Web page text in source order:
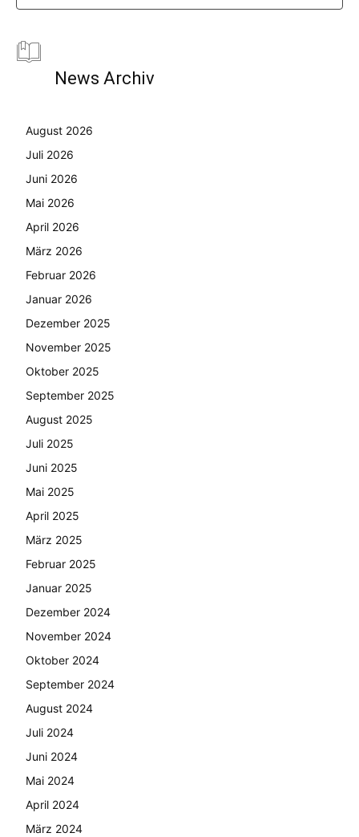
News Archiv
August 2026
Juli 2026
Juni 2026
Mai 2026
April 2026
März 2026
Februar 2026
Januar 2026
Dezember 2025
November 2025
Oktober 2025
September 2025
August 2025
Juli 2025
Juni 2025
Mai 2025
April 2025
März 2025
Februar 2025
Januar 2025
Dezember 2024
November 2024
Oktober 2024
September 2024
August 2024
Juli 2024
Juni 2024
Mai 2024
April 2024
März 2024